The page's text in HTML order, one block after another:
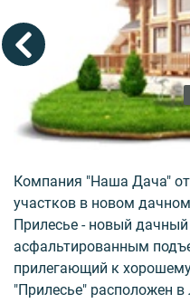
Компания "Наша Дача"
участков в новом
Прилесье - новый дачный
асфальтированным
прилегающий к
"Прилесье" расположен